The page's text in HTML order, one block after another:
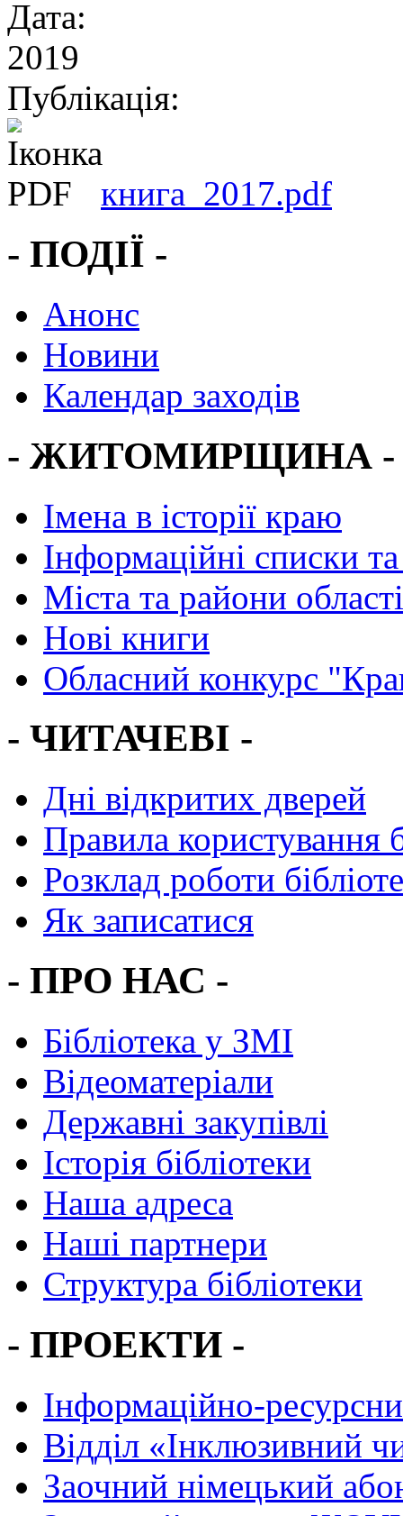
Дата:
2019
Публікація:
книга_2017.pdf
- ПОДІЇ -
Анонс
Новини
Календар заходів
- ЖИТОМИРЩИНА -
Імена в історії краю
Інформаційні списки
Міста та райони області
Нові книги
Обласний конкурс
- ЧИТАЧЕВІ -
Дні відкритих дверей
Правила користування
Розклад роботи
Як записатися
- ПРО НАС -
Бібліотека у ЗМІ
Відеоматеріали
Державні закупівлі
Історія бібліотеки
Наша адреса
Наші партнери
Структура бібліотеки
- ПРОЕКТИ -
Інформаційно-
Вiддiл «Інклюзивний
Заочний німецький